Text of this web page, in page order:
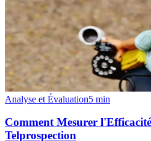
Analyse et Évaluation5 min
Comment Mesurer
Telprospection